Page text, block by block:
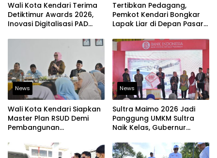
Wali Kota Kendari Terima
Detiktimur Awards 2026,
Inovasi Digitalisasi PAD
Tertibkan Pedagang,
Pemkot Kendari Bongkar
Lapak Liar di Depan Pasar
News
Wali Kota Kendari Siapkan
Master Plan RSUD Demi
Pembangunan
News
Sultra Maimo 2026 Jadi
Panggung UMKM Sultra
Naik Kelas, Gubernur
Tembus Pasar Ekspor